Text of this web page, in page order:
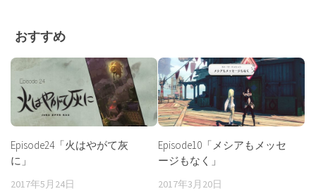
おすすめ
Episode24「火はやがて灰
に」
2017年5月24日
Episode10「メシアもメッセ
ージもなく」
2017年3月20日